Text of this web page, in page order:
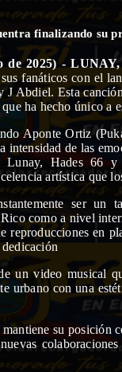
finalizando su
de 2025) - LUNAY,
fanáticos con el
J Abdiel. Esta
ha hecho único a
Aponte Ortiz
intensidad de las
Lunay, Hades 66
artística que
ser un
como a nivel
reproducciones en
un video musical
urbano con una
su posición